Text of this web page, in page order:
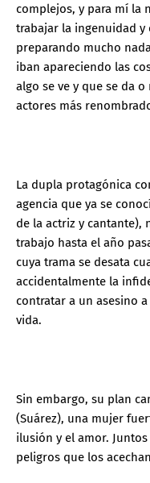
complejos, y para mí la
trabajar la ingenuidad
preparando mucho
iban apareciendo las
algo se ve y que se da
actores más
La dupla protagónica
agencia que ya se
de la actriz y cantante),
trabajo hasta el año
cuya trama se desata
accidentalmente la
contratar a un asesino
vida.
Sin embargo, su plan
(Suárez), una mujer
ilusión y el amor.
peligros que los